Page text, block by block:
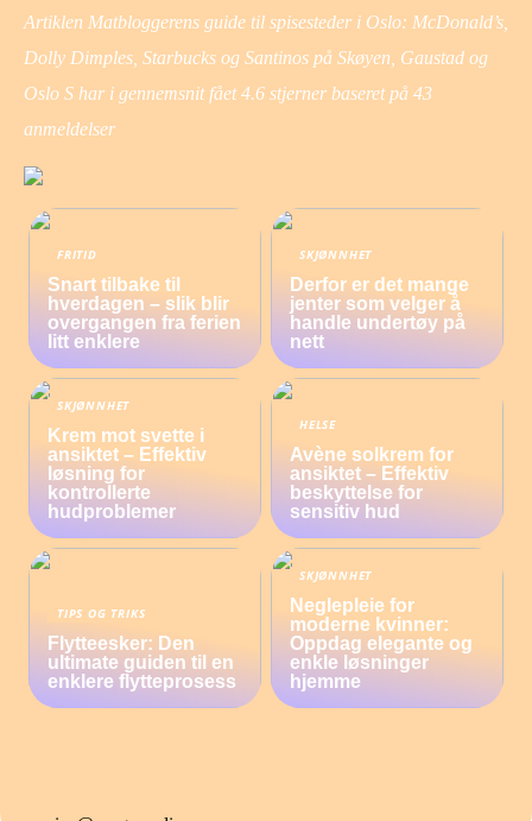
Artiklen Matbloggerens guide til spisesteder i Oslo: McDonald’s,
Dolly Dimples, Starbucks og Santinos på Skøyen, Gaustad og
Oslo S har i gennemsnit fået4.6 stjerner baseret på 43
anmeldelser
FRITID
Snart tilbake til
hverdagen – slik blir
overgangen fra ferien
litt enklere
SKJØNNHET
Derfor er det mange
jenter som velger å
handle undertøy på
nett
SKJØNNHET
Krem mot svette i
ansiktet – Effektiv
løsning for
kontrollerte
hudproblemer
HELSE
Avène solkrem for
ansiktet – Effektiv
beskyttelse for
sensitiv hud
TIPS OG TRIKS
Flytteesker: Den
ultimate guiden til en
enklere flytteprosess
SKJØNNHET
Neglepleie for
moderne kvinner:
Oppdag elegante og
enkle løsninger
hjemme